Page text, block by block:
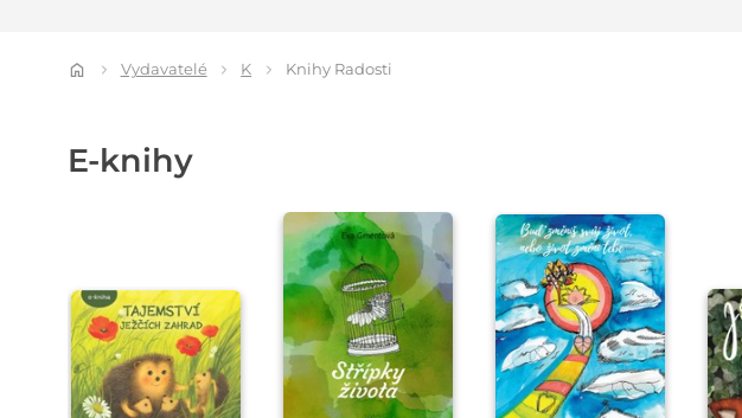
Vydavatelé K Knihy Radosti
E-knihy